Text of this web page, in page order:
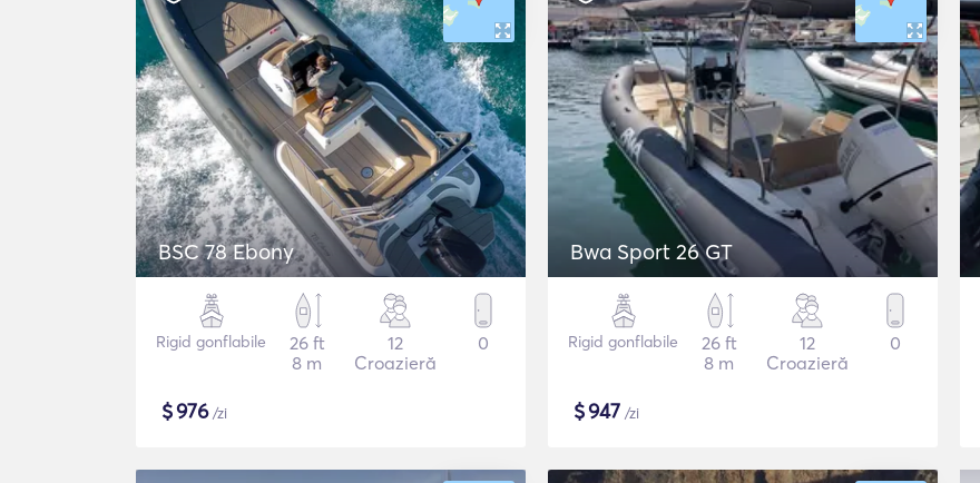
BSC 78 Ebony
Rigid gonflabile
26 ft
8 m
12
Croazieră
0
$976/zi
Bwa Sport 26 GT
Rigid gonflabile
26 ft
8 m
12
Croazieră
0
$947 /zi